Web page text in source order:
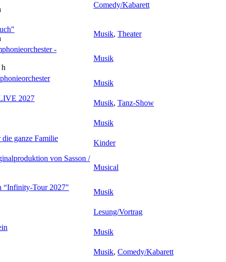
Comedy/Kabarett
Musik, Theater
-
Musik
Musik
2027
Musik, Tanz-Show
Musik
ganze Familie
Kinder
von Sasson /
Musical
“Infinity-Tour 2027"
Musik
Lesung/Vortrag
Musik
Musik, Comedy/Kabarett